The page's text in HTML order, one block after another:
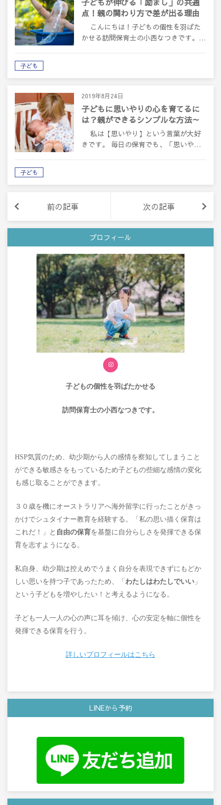
点！親の関わり方で差が出る理由
～大人の役目とは～
こんにちは！子どもの個性を羽ばた
かせる訪問保育士の小西なつきです。…
子ども
2019年8月24日
子どもに思いやりの心を育てるに
は？親ができるシンプルな方法～
教えるより大切なこと～
私は【思いやり】という言葉が大好
きです。 毎日の保育でも、「思いや…
子ども
前の記事 次の記事
プロフィール
子どもの個性を羽ばたかせる
訪問保育士の小西なつきです。
HSP気質のため、幼少期から人の感情を察知してしまうこと
ができる敏感さをもっているため子どもの些細な感情の変化
も感じ取ることができます。
３０歳を機にオーストラリアへ海外留学に行ったことがきっ
かけでシュタイナー教育を経験する。
「私の思い描く保育は
これだ！」と 自由の保育を基盤に自分らしさを発揮できる保
育を志すようになる。
私自身、幼少期は控えめでうまく自分を表現できずにもどか
しい思いを持つ子であったため、「 わたしはわたしでいい 」
という子どもを増やしたい！と考えるようになる。
子ども一人一人の心の声に耳を傾け、心の安定を軸に個性を
発揮できる保育を行う。
詳しいプロフィールはこちら
LINEから予約